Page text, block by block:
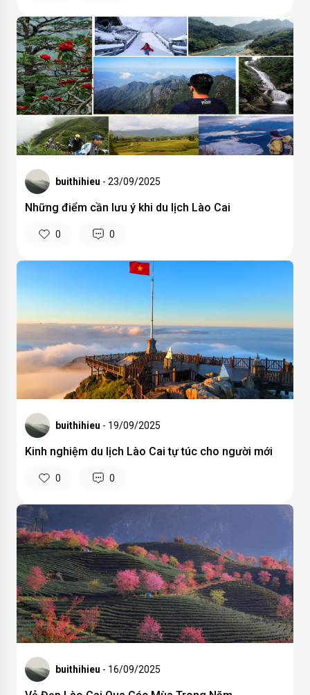
buithihieu - 23/09/2025
Những điểm cần lưu ý khi du lịch Lào Cai
0 0
buithihieu - 19/09/2025
Kinh nghiệm du lịch Lào Cai tự túc cho người mới
0 0
buithihieu - 16/09/2025